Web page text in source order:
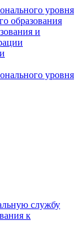
уровня
образования
и
уровня
службу
к